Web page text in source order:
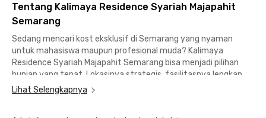
Tentang Kalimaya Residence Syariah Majapahit
Semarang
Sedang mencari kost eksklusif di Semarang yang nyaman
untuk mahasiswa maupun profesional muda? Kalimaya
Residence Syariah Majapahit Semarang bisa menjadi pilihan
hunian yang tepat. Lokasinya strategis, fasilitasnya lengkap,
dan harga sewanya kompetitif untuk kualitas hunian yang
ditawarkan.
Lihat Selengkapnya